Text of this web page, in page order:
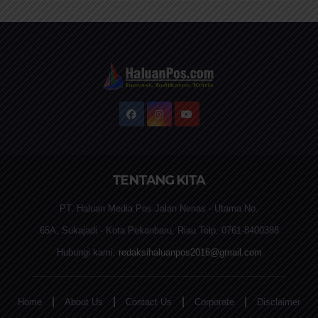
TENTANG KITA
PT. Haluan Media Pos Jalan Nenas - Utama No.
65A, Sukajadi - Kota Pekanbaru, Riau Telp. 0761-8400388
Hubungi kami: redaksihaluanpos2016@gmail.com
Home About Us Contact Us Corporate
Disclaimer